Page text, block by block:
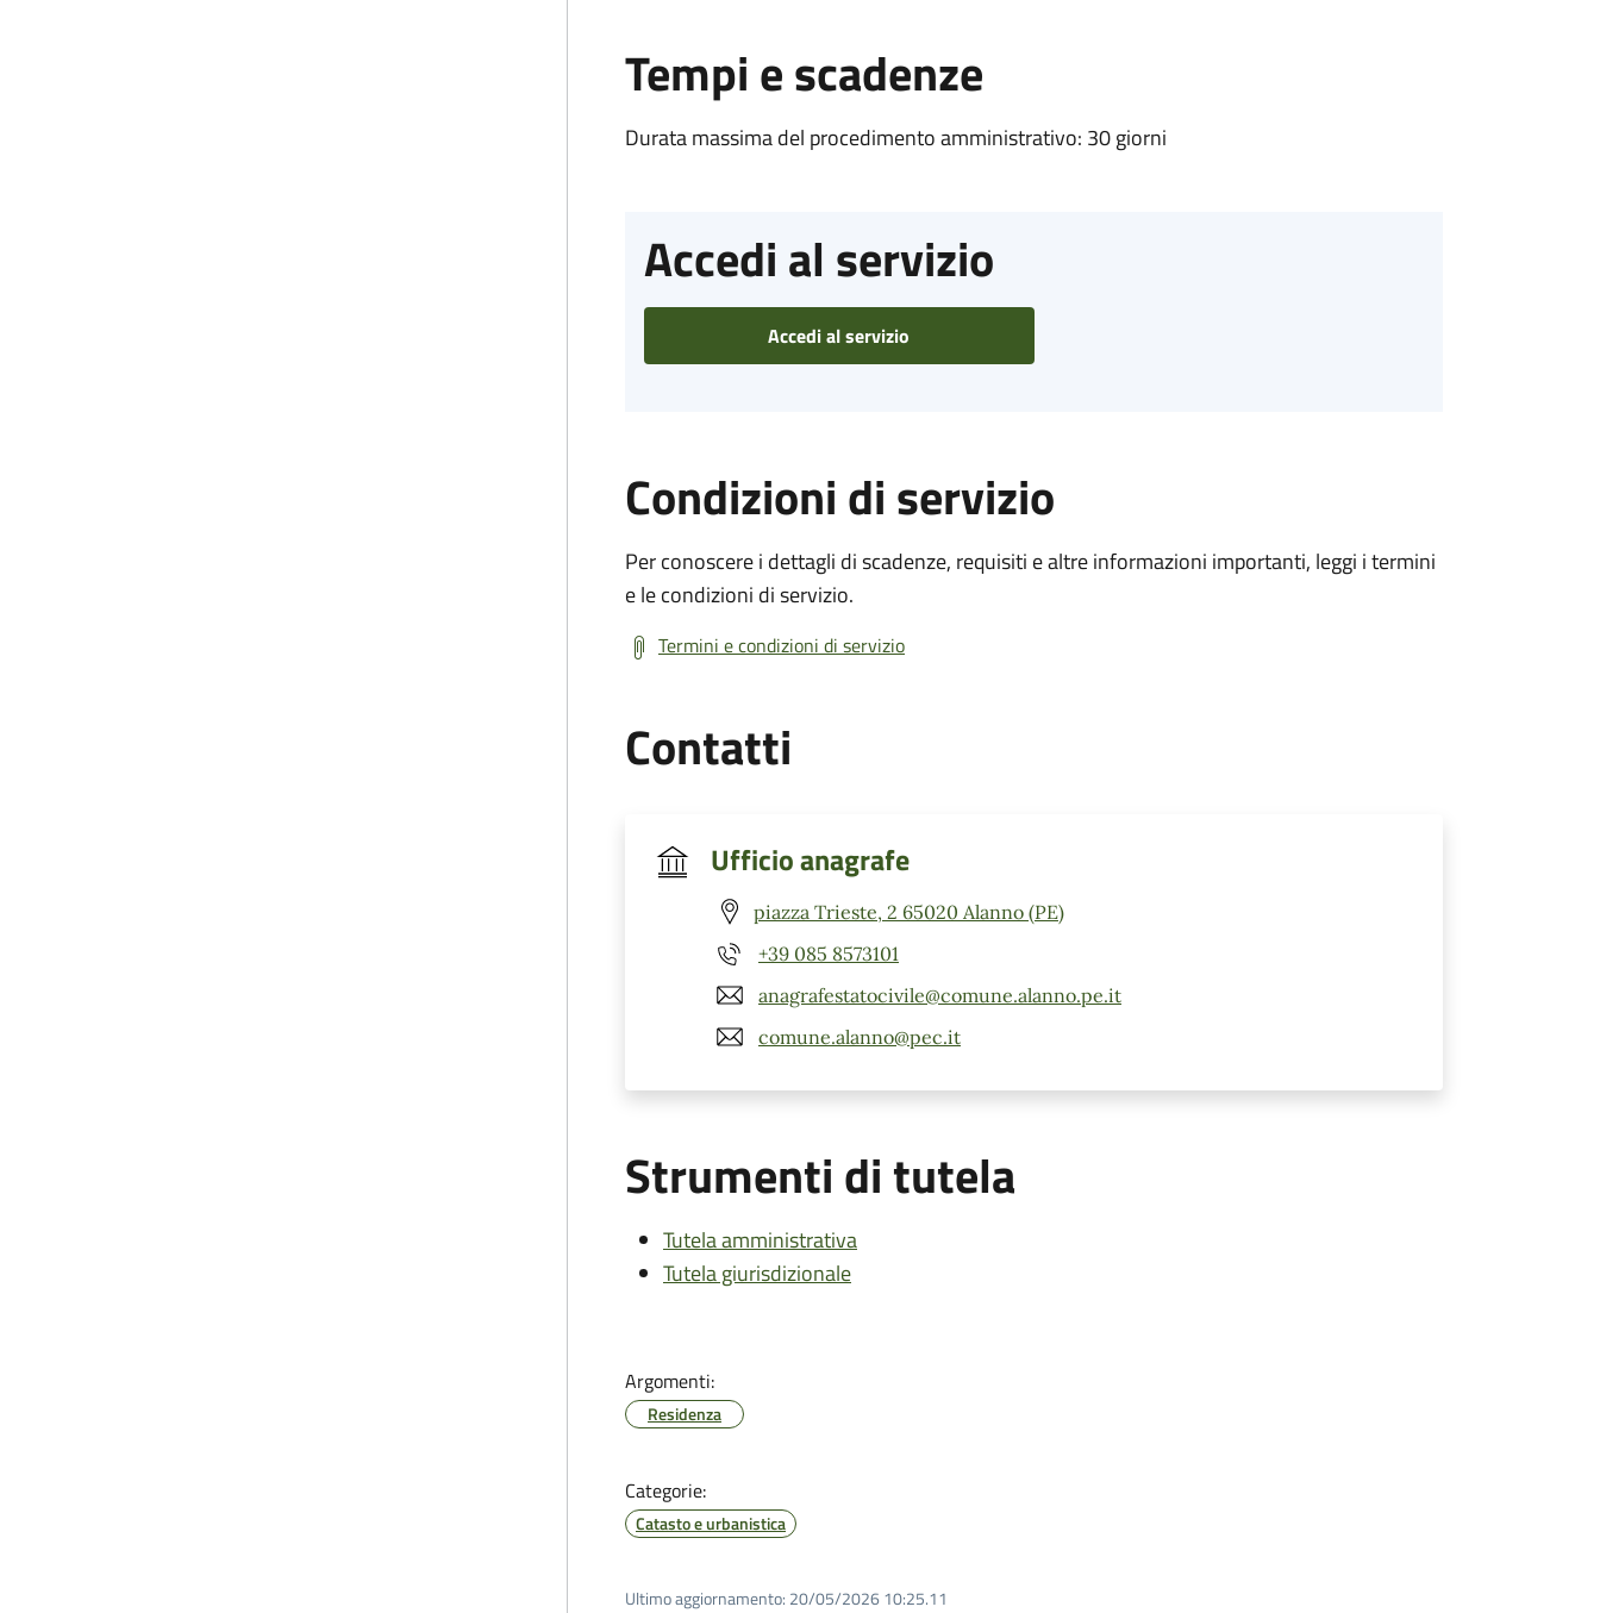
Tempi e scadenze
Durata massima del procedimento amministrativo: 30 giorni
Accedi al servizio
Accedi al servizio
Condizioni di servizio
Per conoscere i dettagli di scadenze, requisiti e altre informazioni importanti, leggi i termini
e le condizioni di servizio.
Termini e condizioni di servizio
Contatti
Ufficio anagrafe
piazza Trieste, 2 65020 Alanno (PE)
+39 085 8573101
anagrafestatocivile@comune.alanno.pe.it
comune.alanno@pec.it
Strumenti di tutela
Tutela amministrativa
Tutela giurisdizionale
Argomenti:
Residenza
Categorie:
Catasto e urbanistica
Ultimo aggiornamento: 20/05/2026 10:25.11